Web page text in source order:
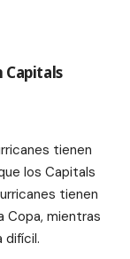
Capitals
tienen
los Capitals
tienen
Copa, mientras
difícil.